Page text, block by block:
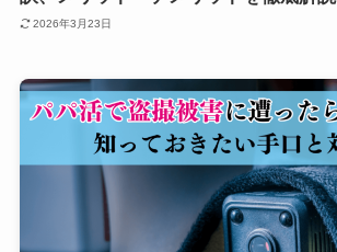
2026年3月23日